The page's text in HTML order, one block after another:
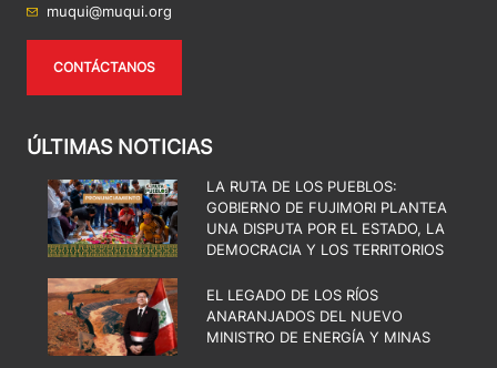
muqui@muqui.org
CONTÁCTANOS
ÚLTIMAS NOTICIAS
LA RUTA DE LOS PUEBLOS:
GOBIERNO DE FUJIMORI PLANTEA
UNA DISPUTA POR EL ESTADO, LA
DEMOCRACIA Y LOS TERRITORIOS
EL LEGADO DE LOS RÍOS
ANARANJADOS DEL NUEVO
MINISTRO DE ENERGÍA Y MINAS